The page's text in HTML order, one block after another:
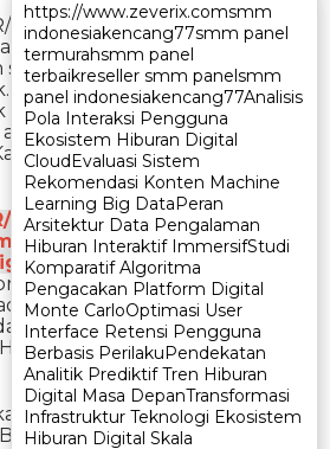
https://www.zeverix.comsmm
indonesiakencang77smm panel
termurahsmm panel
terbaikreseller smm panelsmm
panel indonesiakencang77Analisis
Pola Interaksi Pengguna
Ekosistem Hiburan Digital
CloudEvaluasi Sistem
Rekomendasi Konten Machine
Learning Big DataPeran
Arsitektur Data Pengalaman
Hiburan Interaktif ImmersifStudi
Komparatif Algoritma
Pengacakan Platform Digital
Monte CarloOptimasi User
Interface Retensi Pengguna
Berbasis PerilakuPendekatan
Analitik Prediktif Tren Hiburan
Digital Masa DepanTransformasi
Infrastruktur Teknologi Ekosistem
Hiburan Digital Skala
https://www.zeverix.comsmm
indonesiakencang77smm panel
termurahsmm panel
terbaikreseller smm panelsmm
panel indonesiakencang77Analisis
Pola Interaksi Pengguna
Ekosistem Hiburan Digital
CloudEvaluasi Sistem
Rekomendasi Konten Machine
Learning Big DataPeran
Arsitektur Data Pengalaman
Hiburan Interaktif ImmersifStudi
Komparatif Algoritma
Pengacakan Platform Digital
Monte CarloOptimasi User
Interface Retensi Pengguna
Berbasis PerilakuPendekatan
Analitik Prediktif Tren Hiburan
Digital Masa DepanTransformasi
Infrastruktur Teknologi Ekosistem
Hiburan Digital Skala
BPN merespons permohonan
dan kecepatan terbaik,
status hak tertinggi, yakni
Alhamdulillah, total 161
diterbitkan,” ujar Ossy
penyerahan sertifikat
BP Batam pada Selasa
BPN Bekali CPNS
Publik, Siap Hadapi
BP Batam yang telah
baik dengan melepaskan
bidang HPL untuk
Milik kepada masyarakat
terima kasih setinggi-
Batam atas kontribusinya,”